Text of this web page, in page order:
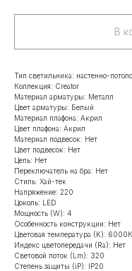
В
Тип светильника: настенно-
Коллекция: Creator
Материал арматуры: Металл
Цвет арматуры: Белый
Материал плафона: Акрил
Цвет плафона: Акрил
Материал подвесок: Нет
Цвет подвесок: Нет
Цепь: Нет
Переключатель на бра: Нет
Стиль: Хай-тек
Напряжение: 220
Цоколь: LED
Мощность (W): 4
Особенность конструкции: Нет
Цветовая температура (K): 6000К
Индекс цветопередачи (Ra): Нет
Световой поток (Lm): 320
Степень защиты (iP): IP20